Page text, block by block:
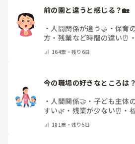
前の園と違うと感じる？🏡
・ 人間関係が違う🤝 ・ 保育
方・残業など時間の違い⏰
で教えてください)
164票・残り6日
・ 人間関係🤝 ・ 子ども主体
すい🌿 ・ 残業が少ない⏰ ・
181票・残り5日